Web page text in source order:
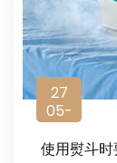
27
05-
2022
使用熨斗